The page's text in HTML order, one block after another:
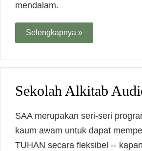
mendalam.
Selengkapnya »
Sekolah Alkitab
SAA merupakan seri-seri
kaum awam untuk dapat
TUHAN secara fleksibel --